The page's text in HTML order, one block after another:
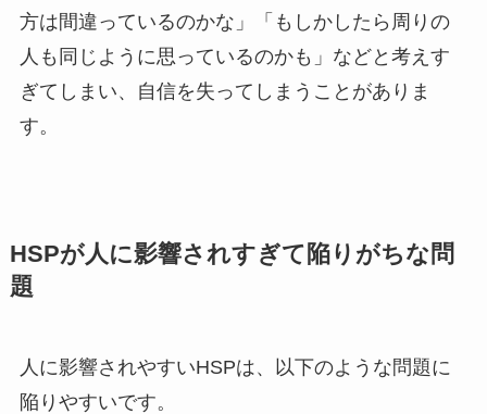
方は間違っているのかな」「もしかしたら周りの
人も同じように思っているのかも」などと考えす
ぎてしまい、自信を失ってしまうことがありま
す。
HSPが人に影響されすぎて陥りがちな問
題
人に影響されやすいHSPは、以下のような問題に
陥りやすいです。